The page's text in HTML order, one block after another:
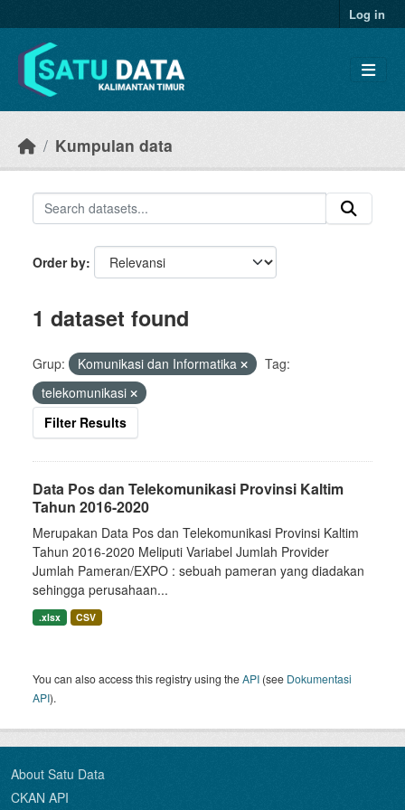
Log in
Kumpulan data
Order by
1 dataset found
Grup: Komunikasi dan Informatika
Tag:
telekomunikasi
Filter Results
Data Pos dan Telekomunikasi Provinsi Kaltim
Tahun 2016-2020
Merupakan Data Pos dan Telekomunikasi Provinsi Kaltim
Tahun 2016-2020 Meliputi Variabel Jumlah Provider
Jumlah Pameran/EXPO : sebuah pameran yang diadakan
sehingga perusahaan...
.xlsx CSV
You can also access this registry using theAPI (see Dokumentasi
API).
About Satu Data
CKAN API